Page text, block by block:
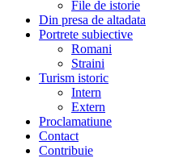
File de istorie
Din presa de altadata
Portrete subiective
Romani
Straini
Turism istoric
Intern
Extern
Proclamatiune
Contact
Contribuie